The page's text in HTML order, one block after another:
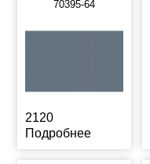
70395-64
2120
Подробнее